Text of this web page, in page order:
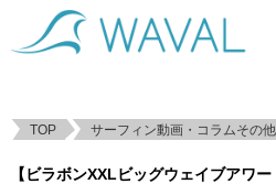
TOP サーフィン動画・コラムその他
ライド・オブザイヤー候補
【ビラボンXXLビッグウェイブアワ